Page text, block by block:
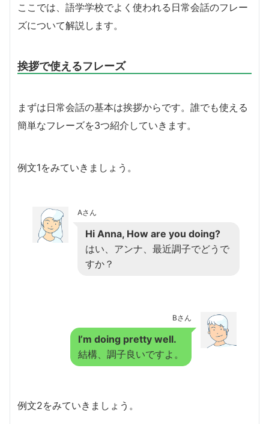
ここでは、語学学校でよく使われる日常会話のフレー
ズについて解説します。
挨拶で使えるフレーズ
まずは日常会話の基本は挨拶からです。 誰でも使える
簡単なフレーズを3つ紹介していきます。
例文1をみていきましょう。
Aさん
Hi Anna, How are you doing?
はい、アンナ、最近調子でどうで
すか？
Bさん
I’m doing pretty well.
結構、調子良いですよ。
例文2をみていきましょう。